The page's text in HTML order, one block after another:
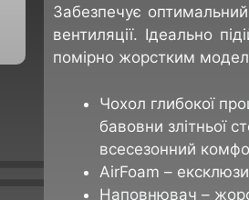
Забезпечує
вентиляції. Ідеально
помірно жорстким
Чохол глибокої
бавовни злітньої
всесезонний
AirFoam –
Наповнювач –